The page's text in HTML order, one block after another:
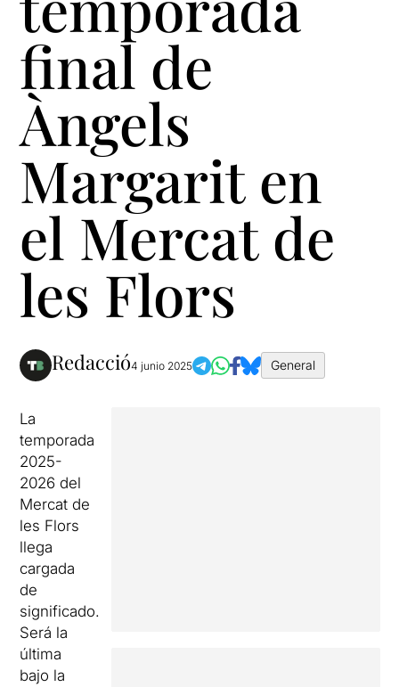
final de
Àngels
Margarit en
el Mercat de
les Flors
Redacció4 junio 2025 General
La
temporada
2025-
2026 del
Mercat de
les Flors
llega
cargada
de
significado.
Será la
última
bajo la